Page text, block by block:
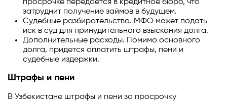
просрочке передается в кредитное бюро, что
затруднит получение займов в будущем.
Судебные разбирательства. МФО может подать
иск в суд для принудительного взыскания долга.
Дополнительные расходы. Помимо основного
долга, придется оплатить штрафы, пени и
судебные издержки.
Штрафы и пени
В Узбекистане штрафы и пени за просрочку